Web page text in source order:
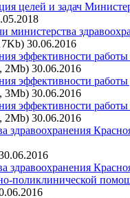
целей и задач
министерства
30.06.2016
эффективности работы
2Mb) 30.06.2016
эффективности работы
3Mb) 30.06.2016
эффективности работы
2Mb) 30.06.2016
здравоохранения
здравоохранения
поликлинической